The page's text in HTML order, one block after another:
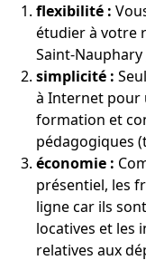
flexibilité :
étudier à votre
Saint-Nauphary
simplicité :
à Internet pour
formation et
pédagogiques
économie :
présentiel, les
ligne car ils
locatives et les
relatives aux